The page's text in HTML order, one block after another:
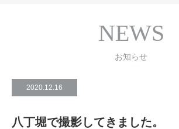
NEWS
お知らせ
2020.12.16
八丁堀で撮影してきました。